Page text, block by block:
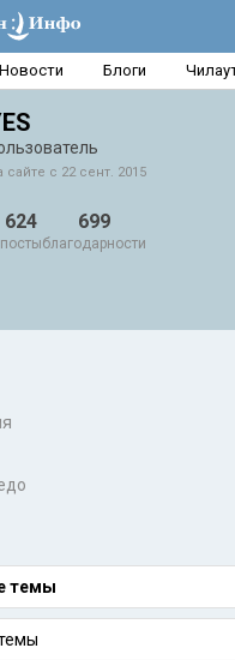
Новости Блоги
сайте с 22 сент. 2015
624
посты
699
благодарности
темы